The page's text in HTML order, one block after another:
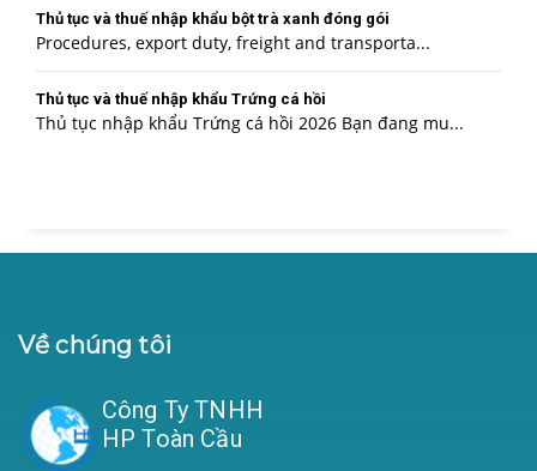
Thủ tục và thuế nhập khẩu bột trà xanh đóng gói
Procedures, export duty, freight and transporta...
Thủ tục và thuế nhập khẩu Trứng cá hồi
Thủ tục nhập khẩu Trứng cá hồi 2026 Bạn đang mu...
Về chúng tôi
Công Ty TNHH
HP Toàn Cầu